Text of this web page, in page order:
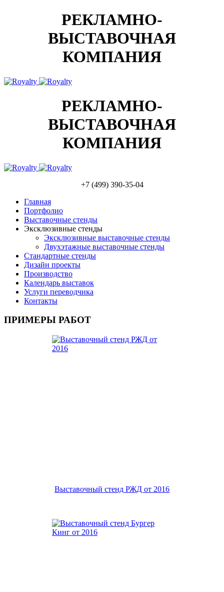
РЕКЛАМНО-
ВЫСТАВОЧНАЯ
КОМПАНИЯ
РЕКЛАМНО-
ВЫСТАВОЧНАЯ
КОМПАНИЯ
+7 (499) 390-35-04
Главная
Портфолио
Выставочные стенды
Эксклюзивные стенды
Эксклюзивные выставочные стенды
Двухэтажные выставочные стенды
Стандартные стенды
Дизайн проекты
Производство
Календарь выставок
Услуги переводчика
Контакты
ПРИМЕРЫ РАБОТ
Выставочный стенд РЖД от 2016